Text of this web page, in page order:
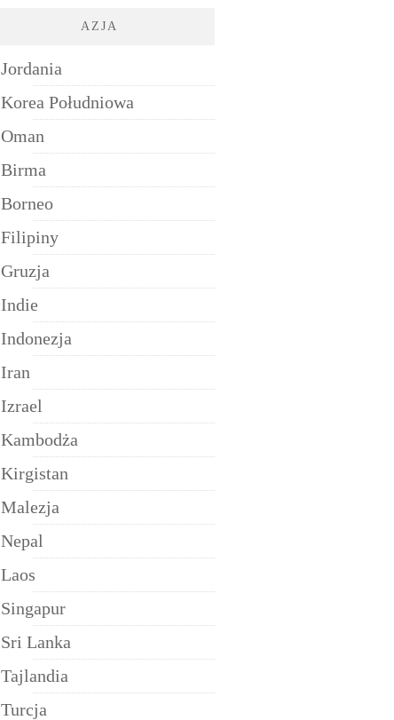
AZJA
Jordania
Korea Południowa
Oman
Birma
Borneo
Filipiny
Gruzja
Indie
Indonezja
Iran
Izrael
Kambodża
Kirgistan
Malezja
Nepal
Laos
Singapur
Sri Lanka
Tajlandia
Turcja